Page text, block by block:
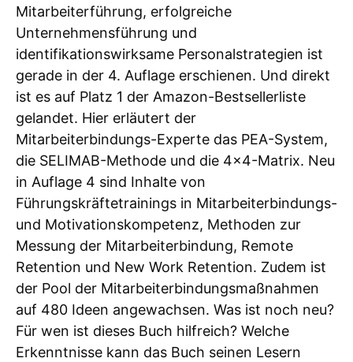
Mitarbeiterführung, erfolgreiche
Unternehmensführung und
identifikationswirksame Personalstrategien ist
gerade in der 4. Auflage erschienen. Und direkt
ist es auf Platz 1 der Amazon-Bestsellerliste
gelandet. Hier erläutert der
Mitarbeiterbindungs-Experte das PEA-System,
die SELIMAB-Methode und die 4×4-Matrix. Neu
in Auflage 4 sind Inhalte von
Führungskräftetrainings in Mitarbeiterbindungs-
und Motivationskompetenz, Methoden zur
Messung der Mitarbeiterbindung, Remote
Retention und New Work Retention. Zudem ist
der Pool der Mitarbeiterbindungsmaßnahmen
auf 480 Ideen angewachsen. Was ist noch neu?
Für wen ist dieses Buch hilfreich? Welche
Erkenntnisse kann das Buch seinen Lesern